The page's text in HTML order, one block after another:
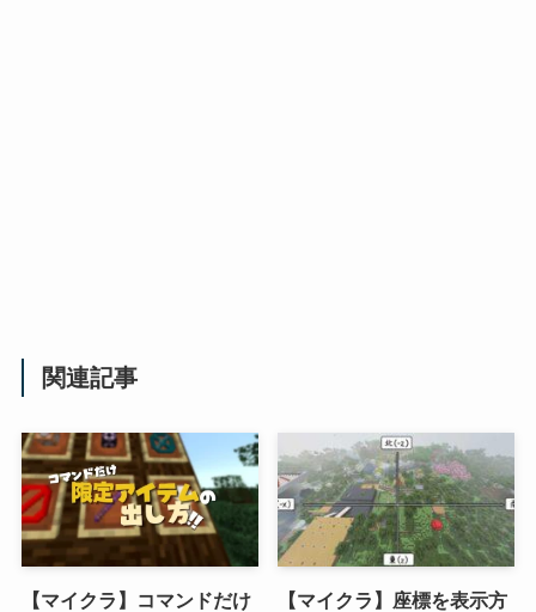
関連記事
【マイクラ】コマンドだけ
【マイクラ】座標を表示方